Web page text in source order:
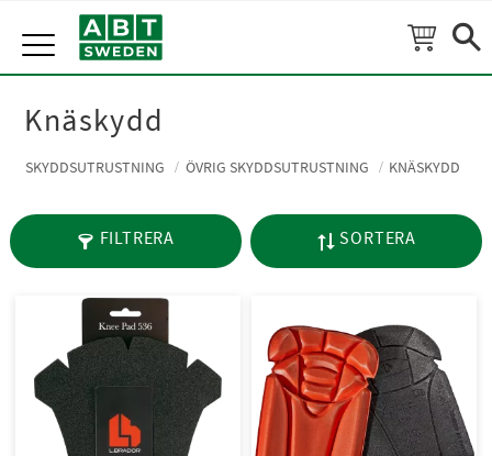
Meny
Knäskydd
SKYDDSUTRUSTNING ÖVRIG SKYDDSUTRUSTNING KNÄSKYDD
FILTRERA SORTERA